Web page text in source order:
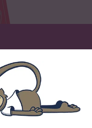
E-Mail
Kochwelten